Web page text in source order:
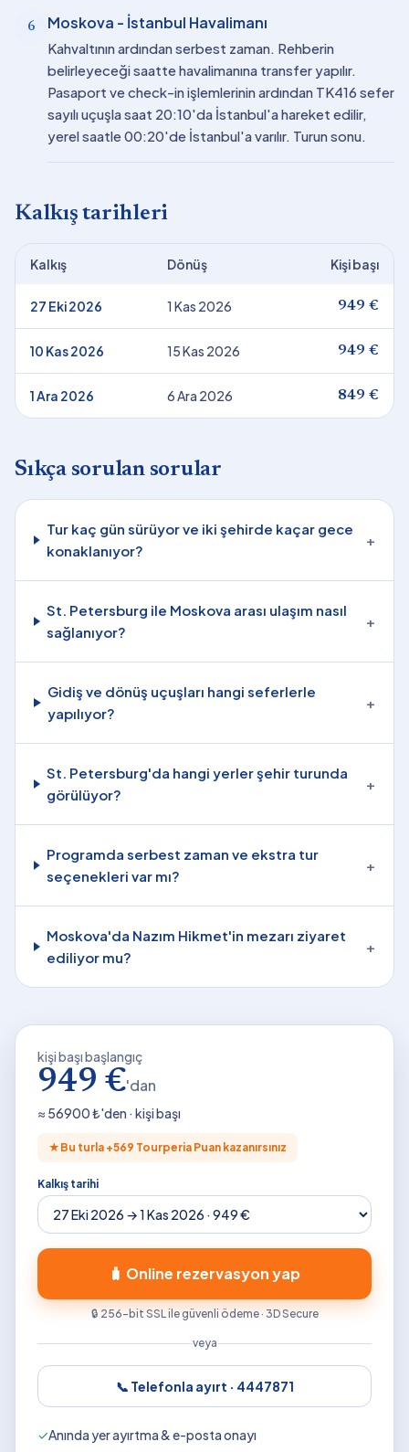
6 Moskova - İstanbul Havalimanı
Kahvaltının ardından serbest zaman. Rehberin
belirleyeceği saatte havalimanına transfer yapılır.
Pasaport ve check-in işlemlerinin ardından TK416 sefer
sayılı uçuşla saat 20:10'da İstanbul'a hareket edilir,
yerel saatle 00:20'de İstanbul'a varılır. Turun sonu.
Kalkış tarihleri
Kalkış Dönüş Kişi başı
27 Eki 2026 1 Kas 2026 949 €
10 Kas 2026 15 Kas 2026 949 €
1 Ara 2026 6 Ara 2026 849 €
Sıkça sorulan sorular
Tur kaç gün sürüyor ve iki şehirde kaçar gece
konaklanıyor?
+
St. Petersburg ile Moskova arası ulaşım nasıl
sağlanıyor?
+
Gidiş ve dönüş uçuşları hangi seferlerle
yapılıyor?
+
St. Petersburg'da hangi yerler şehir turunda
görülüyor?
+
Programda serbest zaman ve ekstra tur
seçenekleri var mı?
+
Moskova'da Nazım Hikmet'in mezarı ziyaret
ediliyor mu?
+
kişi başı başlangıç
949 €'dan
≈ 56900₺'den · kişi başı
★ Bu turla +569 Tourperia Puan kazanırsınız
Kalkış tarihi
🧳 Online rezervasyon yap
🔒 256-bit SSL ile güvenli ödeme · 3D Secure
veya
📞 Telefonla ayırt · 4447871
✓Anında yer ayırtma & e-posta onayı